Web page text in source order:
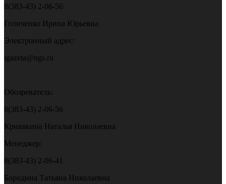
8(383-43) 2-06-56
Голиченко Ирина Юрьевна
Электронный адрес:
igazeta@ngs.ru
Обозреватель:
8(383-43) 2-06-56
Кривякина Наталья Николаевна
Менеджер:
8(383-43) 2-06-41
Бородина Татьяна Николаевна